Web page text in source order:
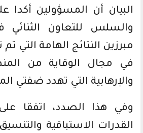
البيان أن المسؤولين أكدا
والسلس للتعاون الثنائي
مبرزين النتائج الهامة التي
في مجال الوقاية من
والإرهابية التي تهدد ضفتي
وفي هذا الصدد، اتفقا
القدرات الاستباقية